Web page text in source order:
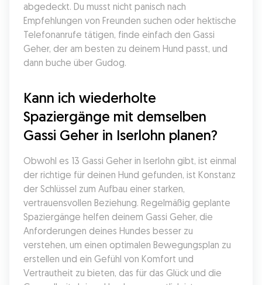
abgedeckt. Du musst nicht panisch nach
Empfehlungen von Freunden suchen oder hektische
Telefonanrufe tätigen, finde einfach den Gassi
Geher, der am besten zu deinem Hund passt, und
dann buche über Gudog.
Kann ich wiederholte
Spaziergänge mit demselben
Gassi Geher in Iserlohn planen?
Obwohl es 13 Gassi Geher in Iserlohn gibt, ist einmal
der richtige für deinen Hund gefunden, ist Konstanz
der Schlüssel zum Aufbau einer starken,
vertrauensvollen Beziehung. Regelmäßig geplante
Spaziergänge helfen deinem Gassi Geher, die
Anforderungen deines Hundes besser zu
verstehen, um einen optimalen Bewegungsplan zu
erstellen und ein Gefühl von Komfort und
Vertrautheit zu bieten, das für das Glück und die